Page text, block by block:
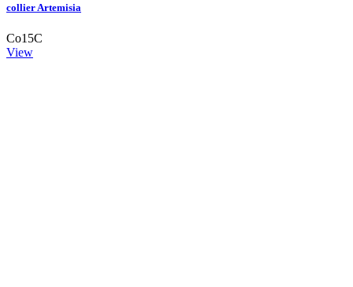
collier Artemisia
Co15C
View